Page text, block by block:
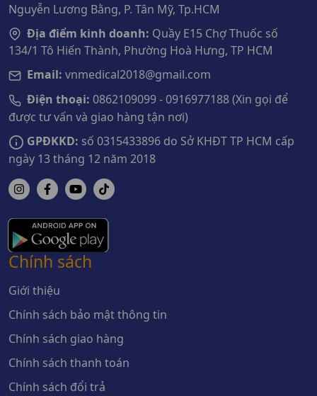
Nguyễn Lương Bằng, P. Tân Mỹ, Tp.HCM
Địa điểm kinh doanh: Quầy E15 Chợ Thuốc số
134/1 Tô Hiến Thành, Phường Hoà Hưng, TP HCM
Email: vnmedical2018@gmail.com
Điện thoại: 0862109099 - 0916977188 (Xin gọi để
được tư vấn và giao hàng tận nơi)
GPĐKKD: số 0315433896 do Sở KHĐT TP HCM cấp
ngày 13 tháng 12 năm 2018
Chính sách
Giới thiệu
Chính sách bảo mật thông tin
Chính sách giao hàng
Chính sách thanh toán
Chính sách đổi trả